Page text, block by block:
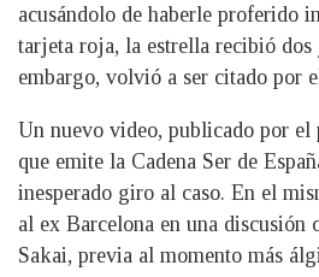
acusándolo de haberle proferido
tarjeta roja, la estrella recibió dos
embargo, volvió a ser citado por
Un nuevo video, publicado por
que emite la Cadena Ser de
inesperado giro al caso. En el
al ex Barcelona en una
Sakai, previa al momento más